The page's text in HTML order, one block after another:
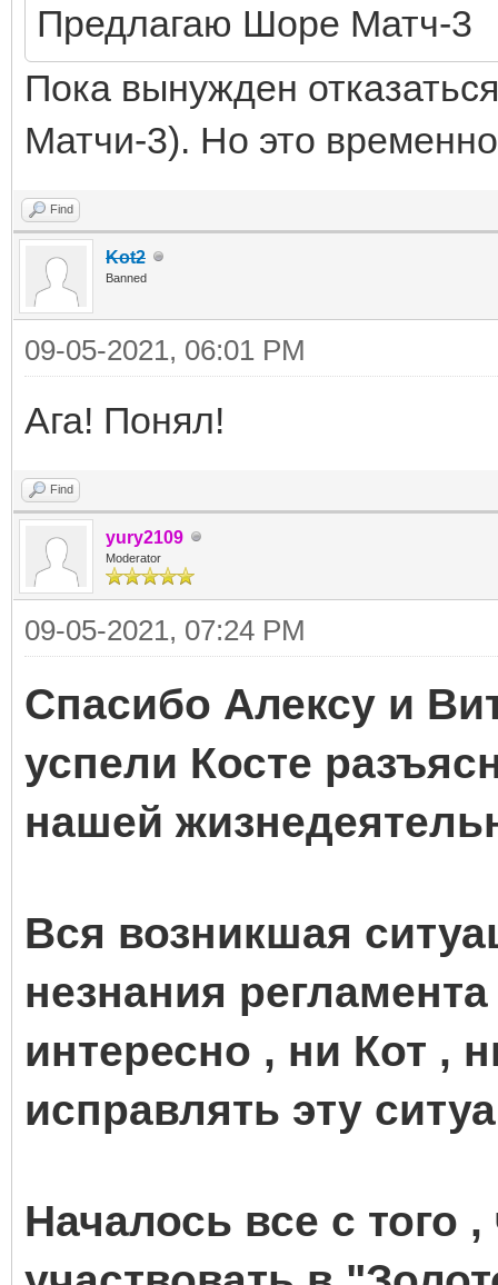
Предлагаю Шоре Матч-3
Пока вынужден
Матчи-3). Но это
Find
Kot2
Banned
09-05-2021, 06:01 PM
Ага! Понял!
Find
yury2109
Moderator
09-05-2021, 07:24 PM
Спасибо Алексу и
успели Косте
нашей
Вся возникшая
незнания
интересно , ни Кот ,
исправлять эту
Началось все с того